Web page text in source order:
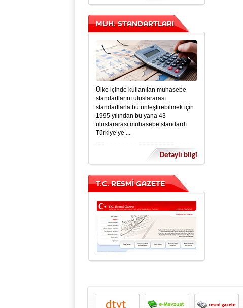
MUH. STANDARTLARI
Ülke içinde kullanılan muhasebe
standartlarını uluslararası
standartlarla bütünleştirebilmek için
1995 yılından bu yana 43
uluslararası muhasebe standardı
Türkiye’ye ...
Detaylı bilgi
T.C. RESMİ GAZETE